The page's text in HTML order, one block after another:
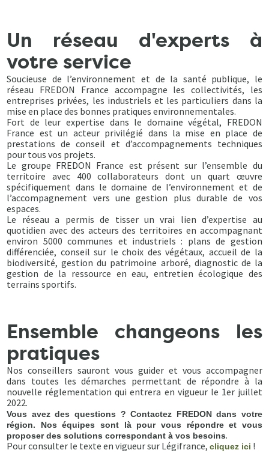
Un réseau d'experts à
votre service
Soucieuse de l’environnement et de la santé publique, le
réseau FREDON France accompagne les collectivités, les
entreprises privées, les industriels et les particuliers dans la
mise en place des bonnes pratiques environnementales.
Fort de leur expertise dans le domaine végétal, FREDON
France est un acteur privilégié dans la mise en place de
prestations de conseil et d’accompagnements techniques
pour tous vos projets.
Le groupe FREDON France est présent sur l’ensemble du
territoire avec 400 collaborateurs dont un quart œuvre
spécifiquement dans le domaine de l’environnement et de
l’accompagnement vers une gestion plus durable de vos
espaces.
Le réseau a permis de tisser un vrai lien d’expertise au
quotidien avec des acteurs des territoires en accompagnant
environ 5000 communes et industriels : plans de gestion
différenciée, conseil sur le choix des végétaux, accueil de la
biodiversité, gestion du patrimoine arboré, diagnostic de la
gestion de la ressource en eau, entretien écologique des
terrains sportifs.
Ensemble changeons les
pratiques
Nos conseillers sauront vous guider et vous accompagner
dans toutes les démarches permettant de répondre à la
nouvelle réglementation qui entrera en vigueur le 1er juillet
2022.
Vous avez des questions ? Contactez FREDON dans votre
région. Nos équipes sont là pour vous répondre et vous
proposer des solutions correspondant à vos besoins.
Pour consulter le texte en vigueur sur Légifrance,cliquez ici !